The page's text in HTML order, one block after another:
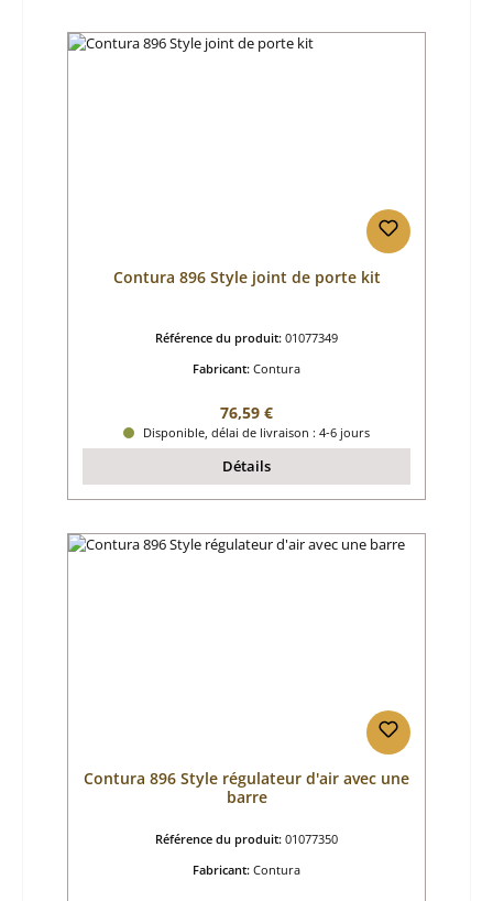
Contura 896 Style joint de porte kit
Référence du produit: 01077349
Fabricant: Contura
Prix régulier :
76,59 €
Disponible, délai de livraison : 4-6 jours
Détails
Contura 896 Style régulateur d'air avec une
barre
Référence du produit: 01077350
Fabricant: Contura